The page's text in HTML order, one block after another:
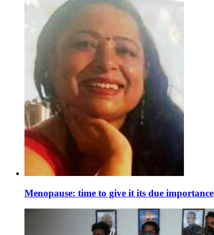
Menopause: time to give it its due importance